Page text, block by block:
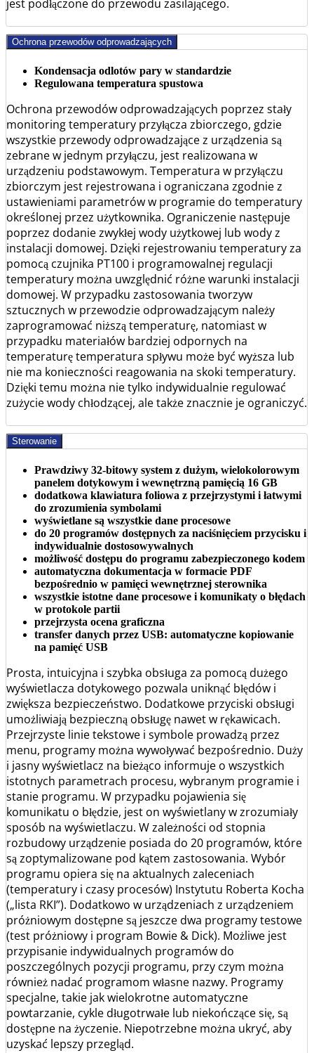
jest podłączone do przewodu zasilającego.
Ochrona przewodów odprowadzających
Kondensacja odlotów pary w standardzie
Regulowana temperatura spustowa
Ochrona przewodów odprowadzających poprzez stały
monitoring temperatury przyłącza zbiorczego, gdzie
wszystkie przewody odprowadzające z urządzenia są
zebrane w jednym przyłączu, jest realizowana w
urządzeniu podstawowym. Temperatura w przyłączu
zbiorczym jest rejestrowana i ograniczana zgodnie z
ustawieniami parametrów w programie do temperatury
określonej przez użytkownika. Ograniczenie następuje
poprzez dodanie zwykłej wody użytkowej lub wody z
instalacji domowej. Dzięki rejestrowaniu temperatury za
pomocą czujnika PT100 i programowalnej regulacji
temperatury można uwzględnić różne warunki instalacji
domowej. W przypadku zastosowania tworzyw
sztucznych w przewodzie odprowadzającym należy
zaprogramować niższą temperaturę, natomiast w
przypadku materiałów bardziej odpornych na
temperaturę temperatura spływu może być wyższa lub
nie ma konieczności reagowania na skoki temperatury.
Dzięki temu można nie tylko indywidualnie regulować
zużycie wody chłodzącej, ale także znacznie je ograniczyć.
Sterowanie
Prawdziwy 32-bitowy system z dużym, wielokolorowym
panelem dotykowym i wewnętrzną pamięcią 16 GB
dodatkowa klawiatura foliowa z przejrzystymi i łatwymi
do zrozumienia symbolami
wyświetlane są wszystkie dane procesowe
do 20 programów dostępnych za naciśnięciem przycisku i
indywidualnie dostosowywalnych
możliwość dostępu do programu zabezpieczonego kodem
automatyczna dokumentacja w formacie PDF
bezpośrednio w pamięci wewnętrznej sterownika
wszystkie istotne dane procesowe i komunikaty o błędach
w protokole partii
przejrzysta ocena graficzna
transfer danych przez USB: automatyczne kopiowanie
na pamięć USB
Prosta, intuicyjna i szybka obsługa za pomocą dużego
wyświetlacza dotykowego pozwala uniknąć błędów i
zwiększa bezpieczeństwo. Dodatkowe przyciski obsługi
umożliwiają bezpieczną obsługę nawet w rękawicach.
Przejrzyste linie tekstowe i symbole prowadzą przez
menu, programy można wywoływać bezpośrednio. Duży
i jasny wyświetlacz na bieżąco informuje o wszystkich
istotnych parametrach procesu, wybranym programie i
stanie programu. W przypadku pojawienia się
komunikatu o błędzie, jest on wyświetlany w zrozumiały
sposób na wyświetlaczu. W zależności od stopnia
rozbudowy urządzenie posiada do 20 programów, które
są zoptymalizowane pod kątem zastosowania. Wybór
programu opiera się na aktualnych zaleceniach
(temperatury i czasy procesów) Instytutu Roberta Kocha
(„lista RKI”). Dodatkowo w urządzeniach z urządzeniem
próżniowym dostępne są jeszcze dwa programy testowe
(test próżniowy i program Bowie & Dick). Możliwe jest
przypisanie indywidualnych programów do
poszczególnych pozycji programu, przy czym można
również nadać programom własne nazwy. Programy
specjalne, takie jak wielokrotne automatyczne
powtarzanie, cykle długotrwałe lub niekończące się, są
dostępne na życzenie. Niepotrzebne można ukryć, aby
uzyskać lepszy przegląd.